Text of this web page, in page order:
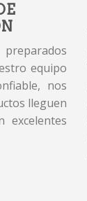
equipo
nos
lleguen